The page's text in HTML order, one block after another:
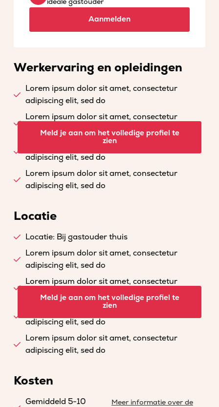
ideale gastouder
Aanmelden
Werkervaring en opleidingen
Lorem ipsum dolor sit amet, consectetur
adipiscing elit, sed do
Lorem ipsum dolor sit amet, consectetur
adipiscing elit, sed do
Lorem ipsum dolor sit amet, consectetur
adipiscing elit, sed do
Lorem ipsum dolor sit amet, consectetur
adipiscing elit, sed do
Meld je aan om het volledige profiel te
zien
Locatie
Locatie: Bij gastouder thuis
Lorem ipsum dolor sit amet, consectetur
adipiscing elit, sed do
Lorem ipsum dolor sit amet, consectetur
adipiscing elit, sed do
Lorem ipsum dolor sit amet, consectetur
adipiscing elit, sed do
Lorem ipsum dolor sit amet, consectetur
adipiscing elit, sed do
Meld je aan om het volledige profiel te
zien
Kosten
Gemiddeld 5-10
Meer informatie over de